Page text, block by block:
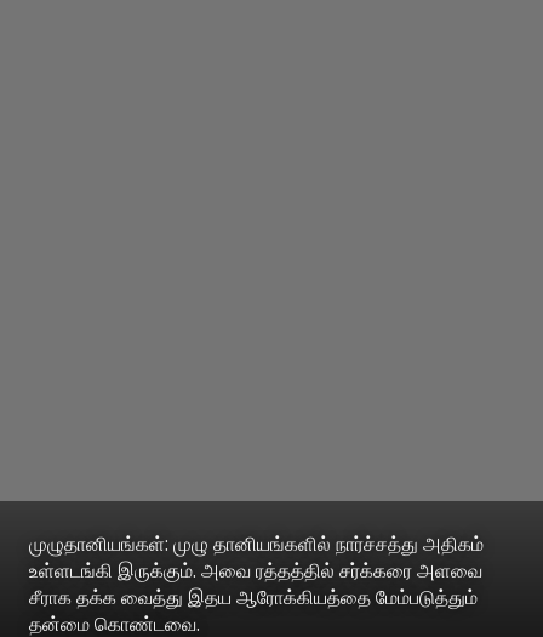
முழுதானியங்கள்: முழு தானியங்களில் நார்ச்சத்து அதிகம்
உள்ளடங்கி இருக்கும். அவை ரத்தத்தில் சர்க்கரை அளவை
சீராக தக்க வைத்து இதய ஆரோக்கியத்தை மேம்படுத்தும்
தன்மை கொண்டவை.